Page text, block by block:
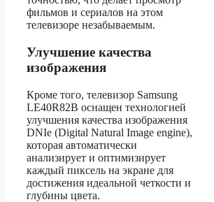
фильмов и сериалов на этом
телевизоре незабываемым.
Улучшение качества
изображения
Кроме того, телевизор Samsung
LE40R82B оснащен технологией
улучшения качества изображения
DNIe (Digital Natural Image engine),
которая автоматически
анализирует и оптимизирует
каждый пиксель на экране для
достижения идеальной четкости и
глубины цвета.